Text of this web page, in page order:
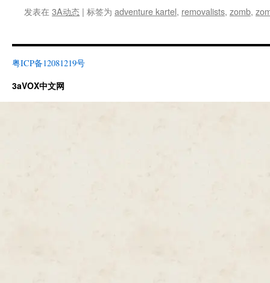
发表在 3A动态 | 标签为 adventure kartel, removalists, zomb,
粤ICP备12081219号
3aVOX中文网